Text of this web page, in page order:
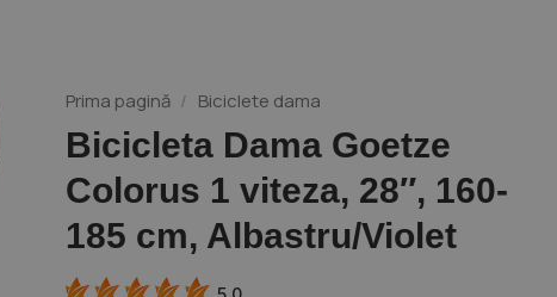
Prima pagină / Biciclete dama
Bicicleta Dama Goetze
Colorus 1 viteza, 28″, 160-
185 cm, Albastru/Violet